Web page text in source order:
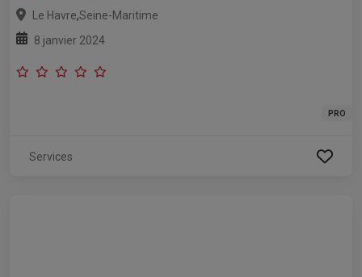
Le Havre,Seine-Maritime
8 janvier 2024
PRO
Services